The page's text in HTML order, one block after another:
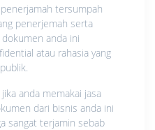
tersumpah
penerjemah serta
anda ini
atau rahasia yang
anda memakai jasa
dari bisnis anda ini
sangat terjamin sebab